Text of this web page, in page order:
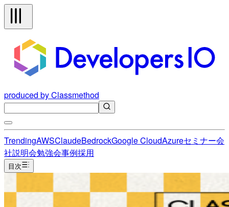
produced by Classmethod
TrendingAWSClaudeBedrockGoogle CloudAzureセミナー会
社説明会勉強会事例採用
目次